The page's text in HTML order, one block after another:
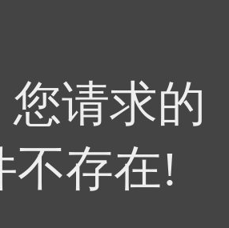
您请求的
不存在!